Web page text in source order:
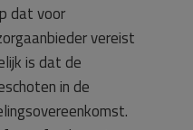
dat voor
vereist
is dat de
in de